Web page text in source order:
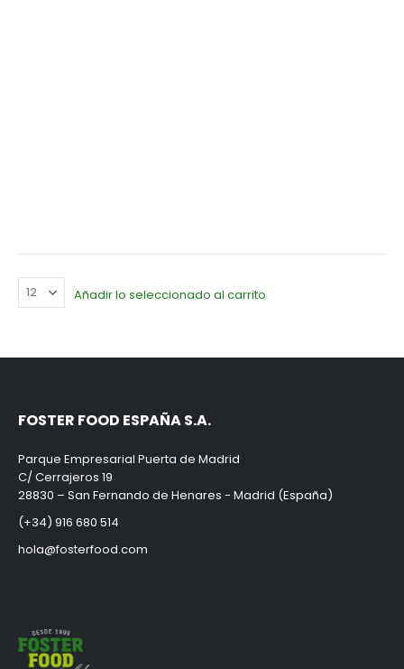
Añadir lo seleccionado al carrito
FOSTER FOOD ESPAÑA S.A.
Parque Empresarial Puerta de Madrid
C/ Cerrajeros 19
28830 – San Fernando de Henares - Madrid (España)
(+34) 916 680 514
hola@fosterfood.com